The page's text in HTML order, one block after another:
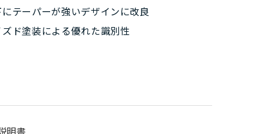
テーパーが強いデザインに改良
ド塗装による優れた識別性